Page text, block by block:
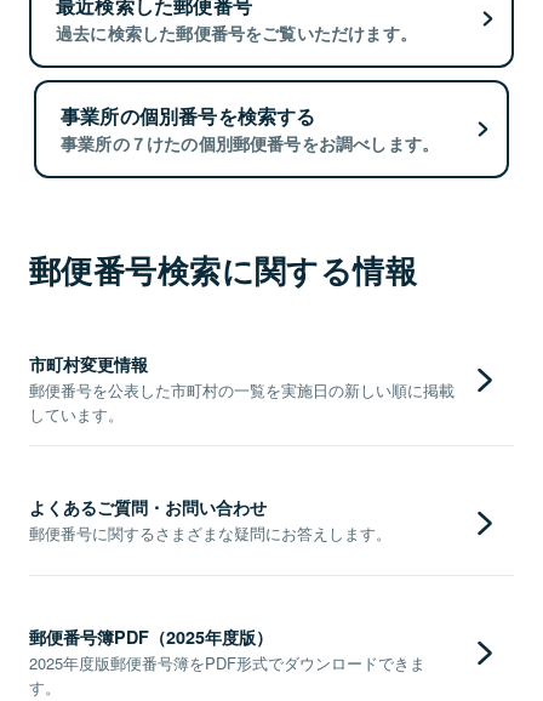
最近検索した郵便番号
過去に検索した郵便番号をご覧いただけます。
事業所の個別番号を検索する
事業所の７けたの個別郵便番号をお調べします。
郵便番号検索に関する情報
市町村変更情報
郵便番号を公表した市町村の一覧を実施日の新しい順に掲載
しています。
よくあるご質問・お問い合わせ
郵便番号に関するさまざまな疑問にお答えします。
郵便番号簿PDF（2025年度版）
2025年度版郵便番号簿をPDF形式でダウンロードできま
す。